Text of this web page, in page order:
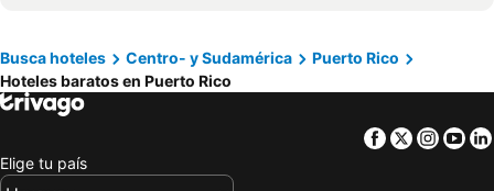
Costa Bahia Hotel Paseo Caribe
Spark by Hilton Ponce
Parador MaunaCaribe
Hotel Rumbao, A Tribute Portfolio Hotel
Canario Boutique Hotel
Hotel El Convento
Busca hoteles Centro- y Sudamérica
Puerto Rico
Hoteles baratos en Puerto Rico
Facebook
Twitter
Elige tu país